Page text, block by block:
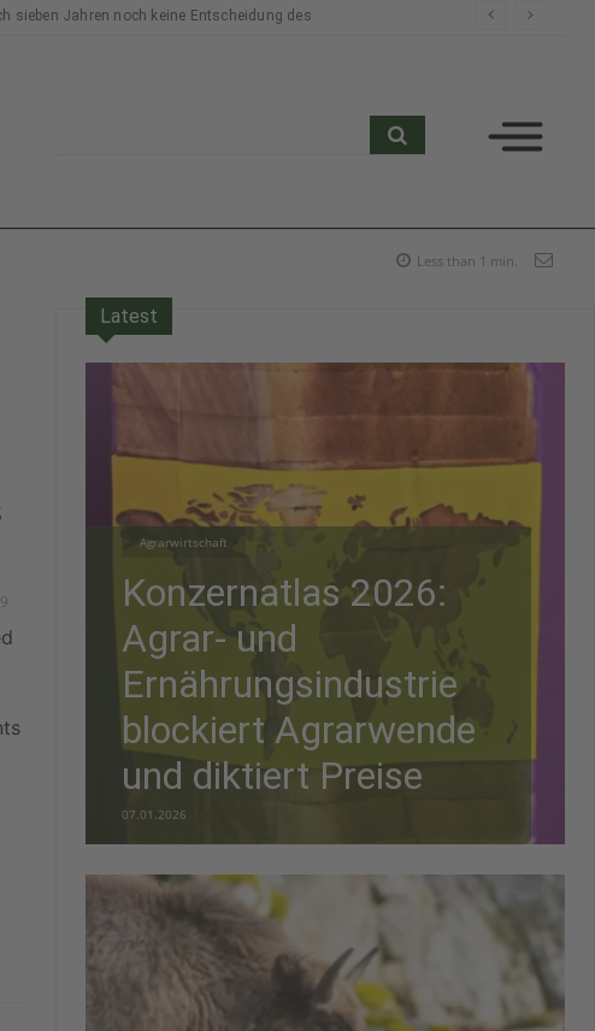
sieben Jahren noch keine Entscheidung des
Less than 1 min.
Latest
Agrarwirtschaft
Konzernatlas 2026:
Agrar- und
Ernährungsindustrie
blockiert Agrarwende
und diktiert Preise
07.01.2026